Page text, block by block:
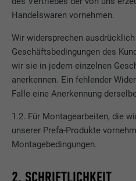
Handelswaren vornehmen.
Wir widersprechen
Geschäftsbedingungen des
wir sie in jedem einzelnen
anerkennen. Ein fehlender
Falle eine Anerkennung
1.2. Für Montagearbeiten, die
unserer Prefa-Produkte
Montagebedingungen.
2. SCHRIFTLICHKEIT